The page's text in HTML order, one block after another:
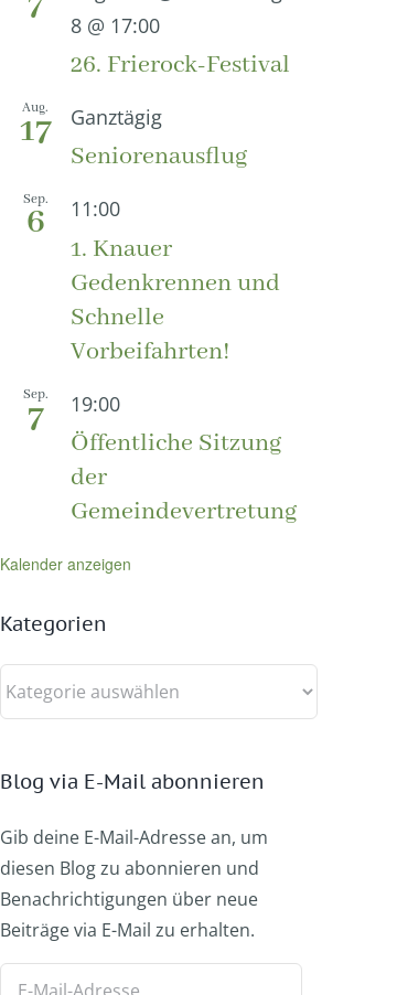
8 @ 17:00
26. Frierock-Festival
Aug.
17 Ganztägig
Seniorenausflug
Sep.
6 11:00
1. Knauer
Gedenkrennen und
Schnelle
Vorbeifahrten!
Sep.
7 19:00
Öffentliche Sitzung
der
Gemeindevertretung
Kalender anzeigen
Kategorien
Kategorien
Blog via E-Mail abonnieren
Gib deine E-Mail-Adresse an, um
diesen Blog zu abonnieren und
Benachrichtigungen über neue
Beiträge via E-Mail zu erhalten.